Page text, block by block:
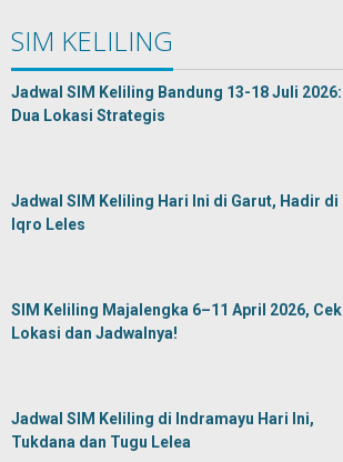
SIM KELILING
Jadwal SIM Keliling Bandung 13-18 Juli 2026:
Dua Lokasi Strategis
Jadwal SIM Keliling Hari Ini di Garut, Hadir di
Iqro Leles
SIM Keliling Majalengka 6–11 April 2026, Cek
Lokasi dan Jadwalnya!
Jadwal SIM Keliling di Indramayu Hari Ini,
Tukdana dan Tugu Lelea